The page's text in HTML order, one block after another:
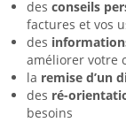
des conseils
factures et vos
des
améliorer votre
la remise d’un
des ré-
besoins